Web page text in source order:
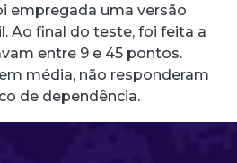
empregada uma versão
Ao final do teste, foi feita a
entre 9 e 45 pontos.
média, não responderam
de dependência.